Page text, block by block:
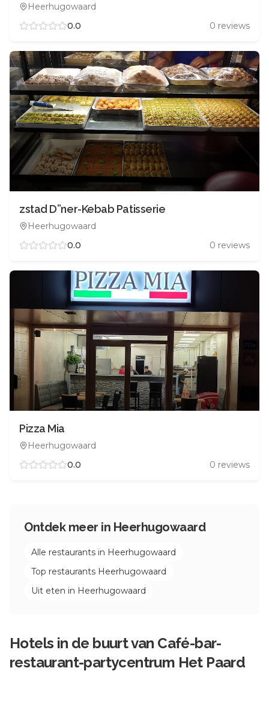
Heerhugowaard
0.0 0 reviews
zstad D”ner-Kebab Patisserie
Heerhugowaard
0.0
0 reviews
Pizza Mia
Heerhugowaard
0.0
0 reviews
Ontdek meer in Heerhugowaard
Alle restaurants in Heerhugowaard
Top restaurants Heerhugowaard
Uit eten in Heerhugowaard
Hotels in de buurt van Café-bar-
restaurant-partycentrum Het Paard